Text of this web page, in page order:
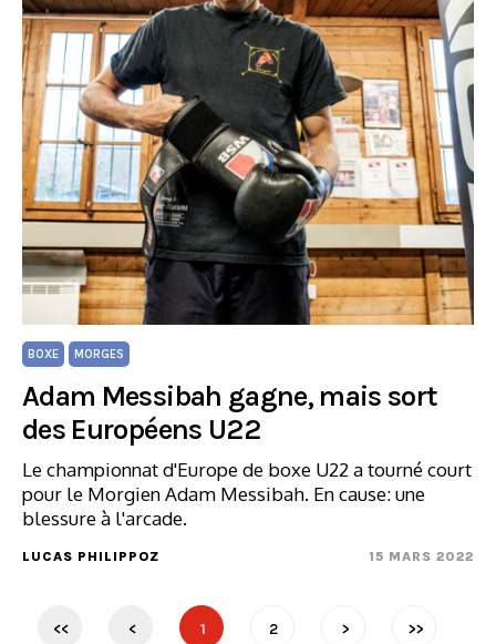
BOXE MORGES
Adam Messibah gagne, mais sort
des Européens U22
Le championnat d'Europe de boxe U22 a tourné court
pour le Morgien Adam Messibah. En cause: une
blessure à l'arcade.
LUCAS PHILIPPOZ 15 MARS 2022
<< < 1 2 > >>